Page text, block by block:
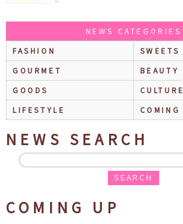
NEWS CATEGORIES
FASHION
SWEETS
GOURMET
BEAUTY
GOODS
CULTURE
LIFESTYLE
COMING
NEWS SEARCH
SEARCH
COMING UP